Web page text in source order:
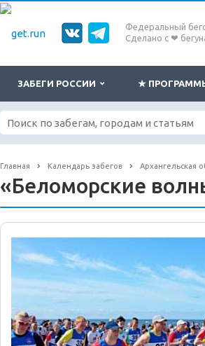
Федеральный
Сделано с ❤
ЗАБЕГИ РОССИИ ★
Главная Календарь забегов Архангельская
«Беломорские